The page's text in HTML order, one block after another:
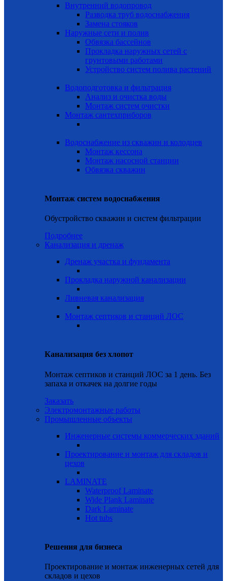
Внутренний водопровод
Разводка труб водоснабжения
Замена стояков
Наружные сети и полив
Обвязка бассейнов
Прокладка наружных сетей с
грунтовыми работами
Устройство систем полива растений
Водоподготовка и фильтрация
Анализ и очистка воды
Монтаж систем очистки
Монтаж сантехприборов
Водоснабжение из скважин и колодцев
Монтаж кессона
Монтаж насосной станции
Обвязка скважин
Монтаж систем водоснабжения
Обустройство скважин и систем фильтрации
Подробнее
Канализация и дренаж
Дренаж участка и фундамента
Прокладка наружной канализации
Ливневая канализация
Монтаж септиков и станций ЛОС
Канализация без хлопот
Монтаж септиков и станций ЛОС за 1 день. Без
запаха и откачек на долгие годы
Заказать
Электромонтажные работы
Промышленные объекты
Инженерные системы коммерческих зданий
Проектирование и монтаж для складов и
цехов
LAMINATE
Waterproof Laminate
Wide Plank Laminate
Dark Laminate
Hot tubs
Решения для бизнеса
Проектирование и монтаж инженерных сетей для
складов и цехов